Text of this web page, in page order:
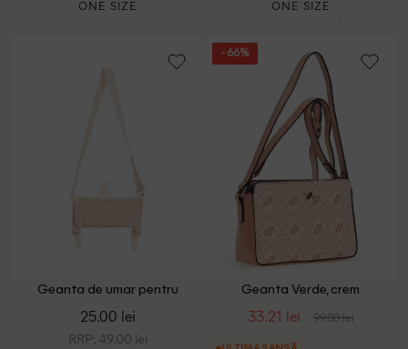
ONE SIZE ONE SIZE
Geanta de umar pentru
25.00 lei
RRP: 49.00 lei
- 66%
Geanta Verde, crem
33.21 lei 99.00 lei